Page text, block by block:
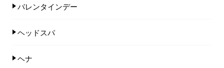
バレンタインデー
ヘッドスパ
ヘナ